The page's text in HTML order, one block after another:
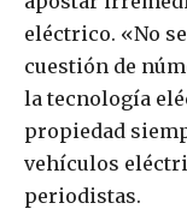
eléctrico. «No
cuestión de
la tecnología
propiedad
vehículos
periodistas.